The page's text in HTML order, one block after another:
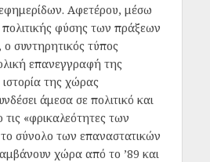
Αφετέρου, μέσω
φύσης των πράξεων
συντηρητικός τύπος
επανεγγραφή της
της χώρας
άμεσα σε πολιτικό και
τις «φρικαλεότητες των
σύνολο των επαναστατικών
χώρα από το ’89 και